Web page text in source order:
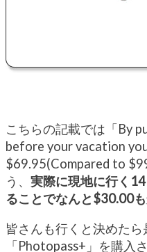
こちらの記載では「By
before your vacation
$69.95(Compared to
う、 実際に現地に行く
ることでなんと$30.00
皆さんも行くと決めた
「Photopass+」を購入